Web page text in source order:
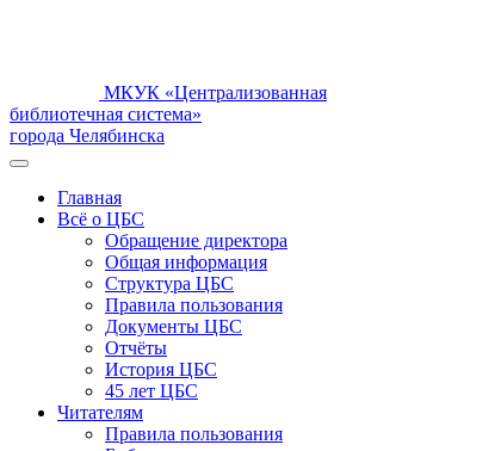
МКУК «Централизованная
библиотечная система»
города Челябинска
Главная
Всё о ЦБС
Обращение директора
Общая информация
Структура ЦБС
Правила пользования
Документы ЦБС
Отчёты
История ЦБС
45 лет ЦБС
Читателям
Правила пользования